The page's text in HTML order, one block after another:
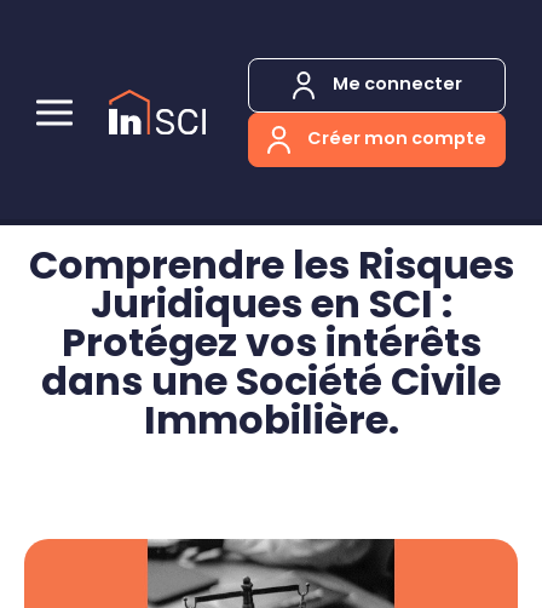
Me connecter
Créer mon compte
Comprendre les Risques
Juridiques en SCI :
Protégez vos intérêts
dans une Société Civile
Immobilière.